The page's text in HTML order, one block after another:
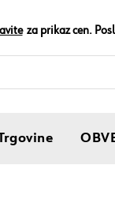
za prikaz cen.